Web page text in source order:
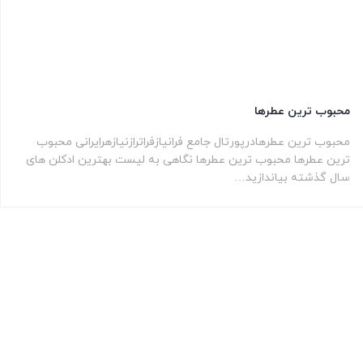
محبوب ترین عطرها
محبوب ترین عطرهادرپورتال جامع فرانیازفراترازنیازهرایرانی محبوب
ترین عطرها محبوب ترین عطرها نگاهی به لیست بهترین ادکلن های
سال گذشته بیاندازید…